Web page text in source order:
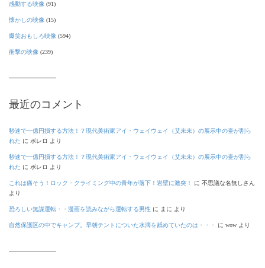
感動する映像 (91)
懐かしの映像 (15)
爆笑おもしろ映像 (594)
衝撃の映像 (239)
最近のコメント
秒速で一億円損する方法！？現代美術家アイ・ウェイウェイ（艾未未）の展示中の壷が割ら
れた に ボレロ より
秒速で一億円損する方法！？現代美術家アイ・ウェイウェイ（艾未未）の展示中の壷が割ら
れた に ボレロ より
これは痛そう！ロック・クライミング中の青年が落下！岩壁に激突！ に 不思議な名無しさん
より
恐ろしい無謀運転・・漫画を読みながら運転する男性 に まに より
自然保護区の中でキャンプ。早朝テントについた水滴を舐めていたのは・・・ に wow より